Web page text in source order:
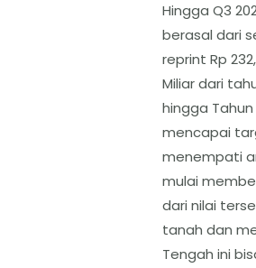
Hingga Q3
berasal dari
reprint Rp
Miliar dari
hingga
mencapai
menempati
mulai
dari nilai
tanah dan
Tengah ini